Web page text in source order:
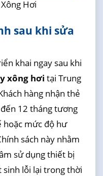
Hơi
sau khi sửa
khai ngay sau khi
xông hơi tại Trung
hàng nhận thẻ
12 tháng tương
hoặc mức độ hư
sách này nhằm
sử dụng thiết bị
sinh lỗi lại trong thời